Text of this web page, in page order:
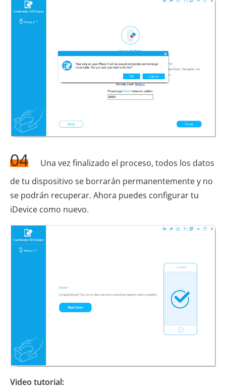
04
Una vez finalizado el proceso, todos los datos
de tu dispositivo se borrarán permanentemente y no
se podrán recuperar. Ahora puedes configurar tu
iDevice como nuevo.
Video tutorial: